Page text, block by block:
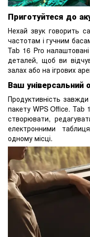
Приготуйтеся до
Нехай звук говорить
частотам і гучним
Tab 16 Pro
деталей, щоб ви
залах або на ігрових
Ваш універсальний
Продуктивність
пакету WPS Office. Tab
створювати,
електронними
одному місці.